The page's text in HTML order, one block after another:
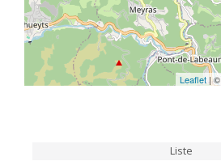
Leaflet| ©
Liste